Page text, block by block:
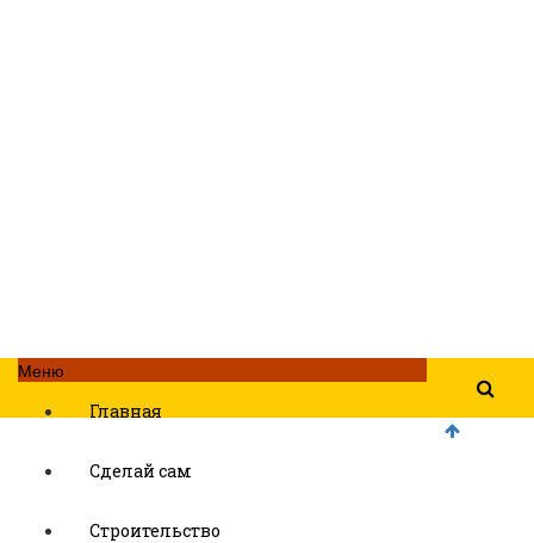
Меню
Главная
Сделай сам
Строительство